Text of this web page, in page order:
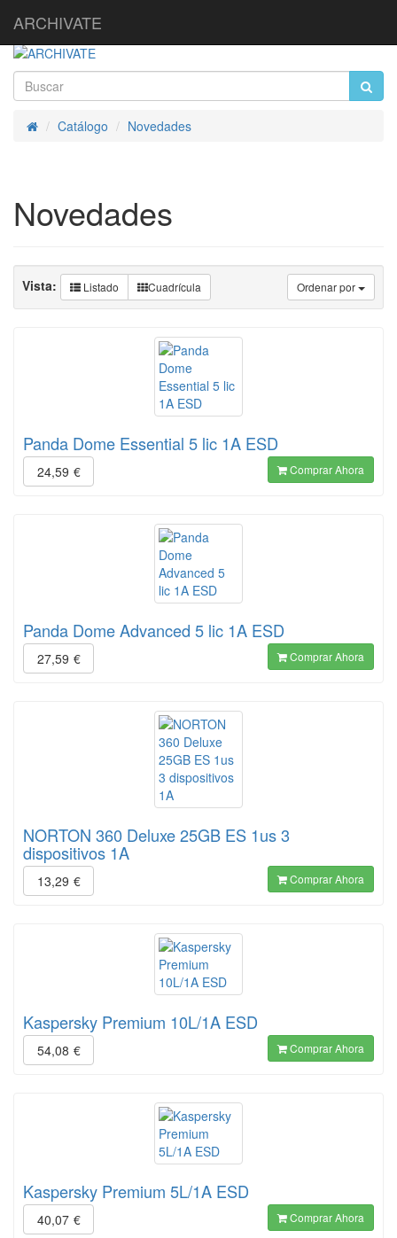
ARCHIVATE
InicioCatálogo Novedades
Novedades
Ordenar por
Vista: Listado Cuadrícula
Panda Dome Essential 5 lic 1A ESD
24,59 € Comprar Ahora
Panda Dome Advanced 5 lic 1A ESD
27,59 € Comprar Ahora
NORTON 360 Deluxe 25GB ES 1us 3
dispositivos 1A
13,29 € Comprar Ahora
Kaspersky Premium 10L/1A ESD
54,08 € Comprar Ahora
Kaspersky Premium 5L/1A ESD
40,07 € Comprar Ahora